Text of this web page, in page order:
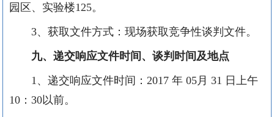
园区、实验楼125。
3、获取文件方式：现场获取竞争性谈判文件。
九、递交响应文件时间、谈判时间及地点
1 、递交响应文件时间： 2017 年 05 月 31 日上午
10 ： 30以前。